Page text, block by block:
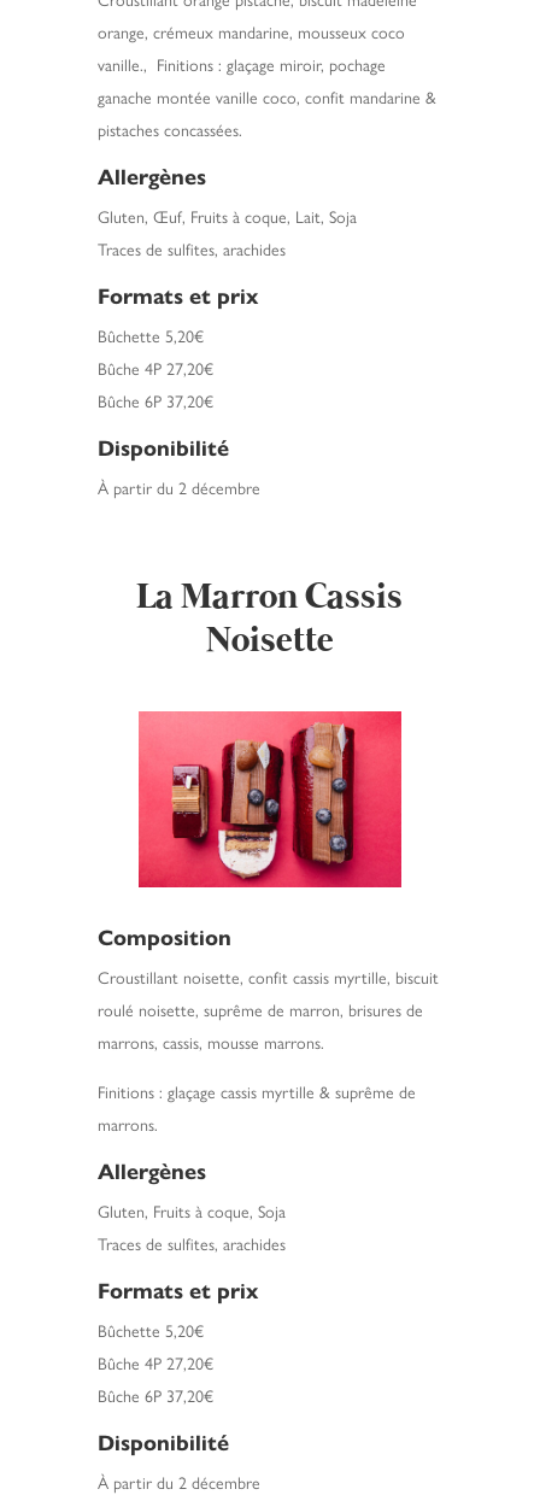
orange, crémeux mandarine, mousseux coco
vanille., Finitions : glaçage miroir, pochage
ganache montée vanille coco, confit mandarine &
pistaches concassées.
Allergènes
Gluten, Œuf, Fruits à coque, Lait, Soja
Traces de sulfites, arachides
Formats et prix
Bûchette 5,20€
Bûche 4P 27,20€
Bûche 6P 37,20€
Disponibilité
À partir du 2 décembre
La Marron Cassis
Noisette
Composition
Croustillant noisette, confit cassis myrtille, biscuit
roulé noisette, suprême de marron, brisures de
marrons, cassis, mousse marrons.
Finitions : glaçage cassis myrtille & suprême de
marrons.
Allergènes
Gluten, Fruits à coque, Soja
Traces de sulfites, arachides
Formats et prix
Bûchette 5,20€
Bûche 4P 27,20€
Bûche 6P 37,20€
Disponibilité
À partir du 2 décembre